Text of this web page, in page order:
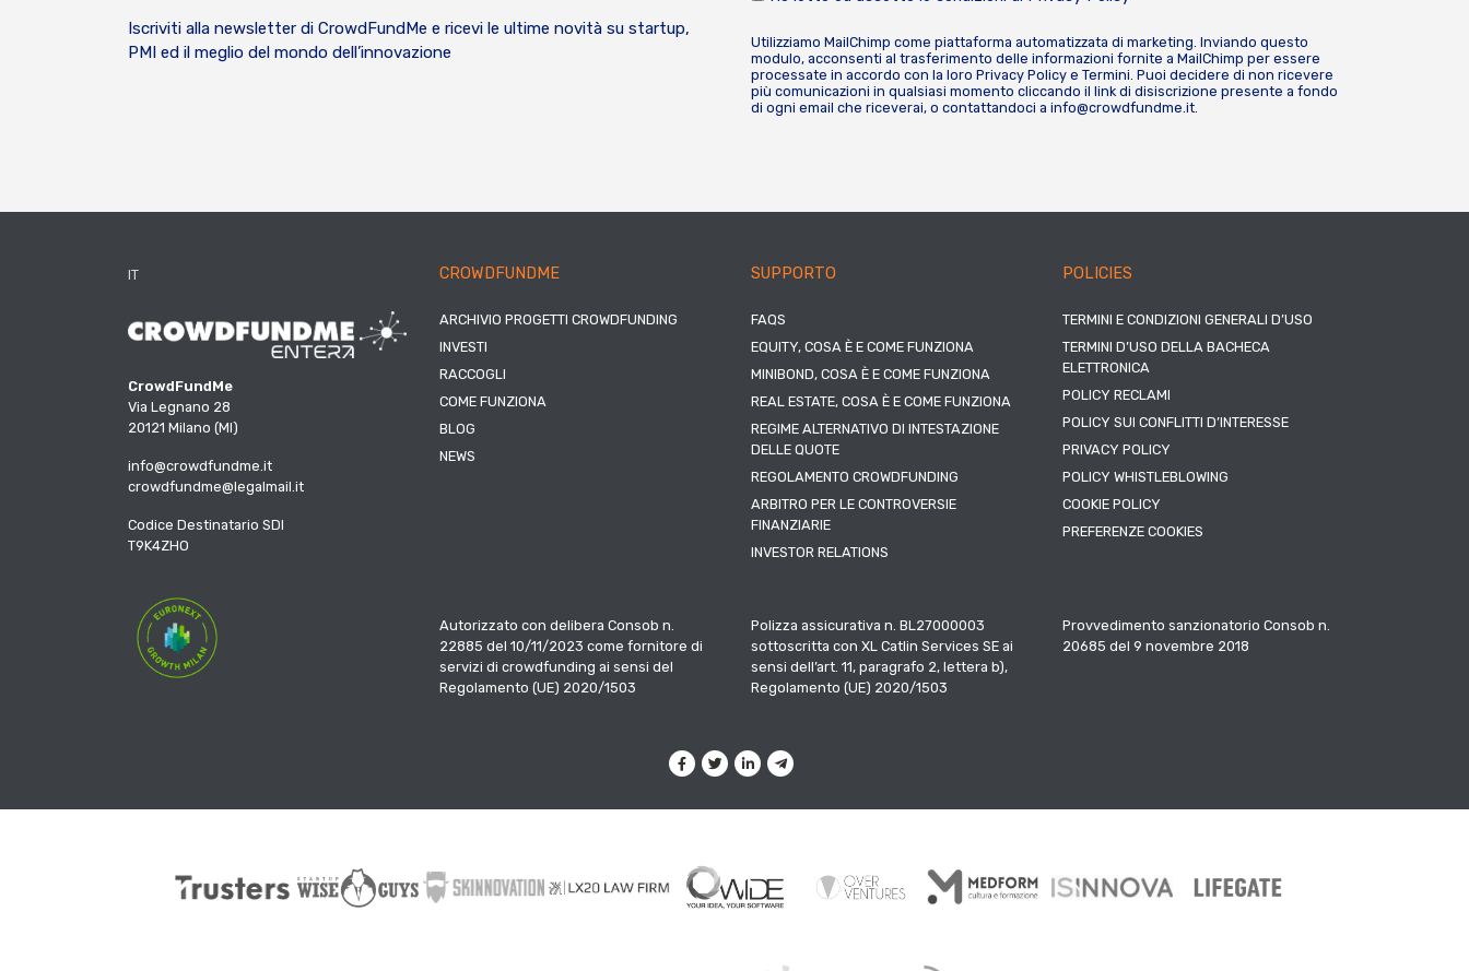
Iscriviti alla newsletter di CrowdFundMe e ricevi le ultime novità su startup,
PMI ed il meglio del mondo dell’innovazione
Utilizziamo MailChimp come piattaforma automatizzata di marketing. Inviando questo
modulo, acconsenti al trasferimento delle informazioni fornite a MailChimp per essere
processate in accordo con la loro Privacy Policy e Termini . Puoi decidere di non ricevere
più comunicazioni in qualsiasi momento cliccando il link di disiscrizione presente a fondo
di ogni email che riceverai, o contattandoci a info@crowdfundme.it
IT
CrowdFundMe
Via Legnano 28
20121 Milano (MI)
info@crowdfundme.it
crowdfundme@legalmail.it
Codice Destinatario SDI
T9K4ZHO
CROWDFUNDME
ARCHIVIO PROGETTI CROWDFUNDING
INVESTI
RACCOGLI
COME FUNZIONA
BLOG
NEWS
SUPPORTO
FAQS
EQUITY, COSA È E COME FUNZIONA
MINIBOND, COSA È E COME FUNZIONA
REAL ESTATE, COSA È E COME FUNZIONA
REGIME ALTERNATIVO DI INTESTAZIONE
DELLE QUOTE
REGOLAMENTO CROWDFUNDING
ARBITRO PER LE CONTROVERSIE
FINANZIARIE
INVESTOR RELATIONS
POLICIES
TERMINI E CONDIZIONI GENERALI D’USO
TERMINI D’USO DELLA BACHECA
ELETTRONICA
POLICY RECLAMI
POLICY SUI CONFLITTI D’INTERESSE
PRIVACY POLICY
POLICY WHISTLEBLOWING
COOKIE POLICY
PREFERENZE COOKIES
Autorizzato con delibera Consob n.
22885 del 10/11/2023 come fornitore di
servizi di crowdfunding ai sensi del
Regolamento (UE) 2020/1503
Polizza assicurativa n. BL27000003
sottoscritta con XL Catlin Services SE ai
sensi dell’art. 11, paragrafo 2, lettera b),
Regolamento (UE) 2020/1503
Provvedimento sanzionatorio Consob n.
20685 del 9 novembre 2018